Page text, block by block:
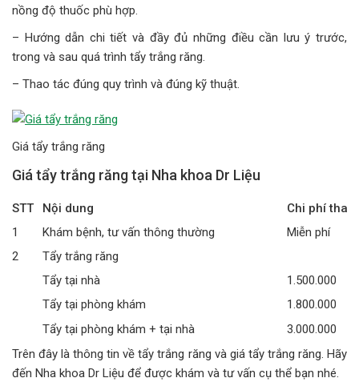
nồng độ thuốc phù hợp.
– Hướng dẫn chi tiết và đầy đủ những điều cần lưu ý trước,
trong và sau quá trình tẩy trắng răng.
– Thao tác đúng quy trình và đúng kỹ thuật.
Giá tẩy trắng răng
Giá tẩy trắng răng tại Nha khoa Dr Liệu
STT Nội dung
Chi phí
1
Khám bệnh, tư vấn thông thường
Miễn phí
2
Tẩy trắng răng
Tẩy tại nhà
1.500.000
Tẩy tại phòng khám
1.800.000
Tẩy tại phòng khám + tại nhà
3.000.000
Trên đây là thông tin về tẩy trắng răng và giá tẩy trắng răng. Hãy
đến Nha khoa Dr Liệu để được khám và tư vấn cụ thể bạn nhé.